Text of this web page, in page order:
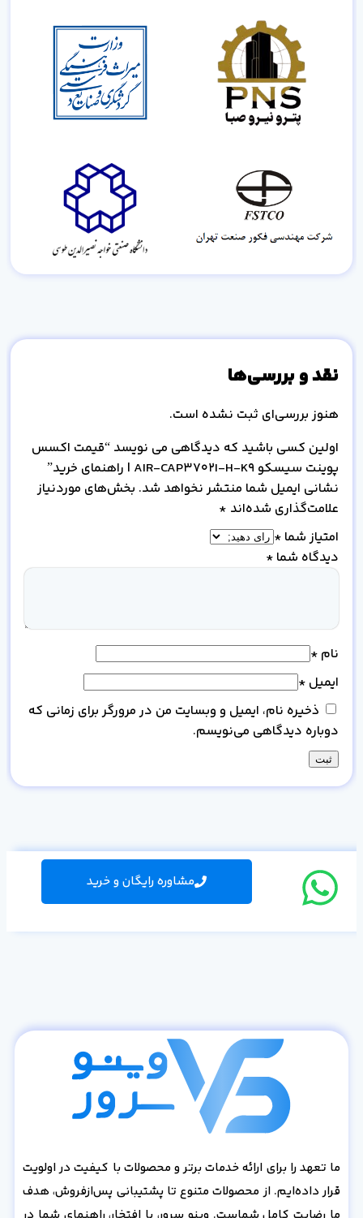
نقد و بررسی‌ها
هنوز بررسی‌ای ثبت نشده است.
اولین کسی باشید که دیدگاهی می نویسد “قیمت اکسس
پوینت سیسکو AIR-CAP3702I-H-K9 | راهنمای خرید”
نشانی ایمیل شما منتشر نخواهد شد. بخش‌های موردنیاز
علامت‌گذاری شده‌اند *
امتیاز شما *
دیدگاه شما *
نام *
ایمیل *
ذخیره نام، ایمیل و وبسایت من در مرورگر برای زمانی که
دوباره دیدگاهی می‌نویسم.
مشاوره رایگان و خرید
ما تعهد را برای ارائه خدمات برتر و محصولات با کیفیت در اولویت
قرار داده‌ایم. از محصولات متنوع تا پشتیبانی پس‌از‌فروش، هدف